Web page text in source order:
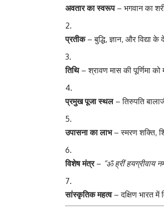
अवतार का स्वरूप– भगवान का
प्रतीक– बुद्धि, ज्ञान, और विद्या के
तिथि– श्रावण मास की पूर्णिमा को
प्रमुख पूजा स्थल– तिरुपति
उपासना का लाभ– स्मरण शक्ति,
विशेष मंत्र– “ॐ ह्रीं हयग्रीवाय
सांस्कृतिक महत्व– दक्षिण भारत